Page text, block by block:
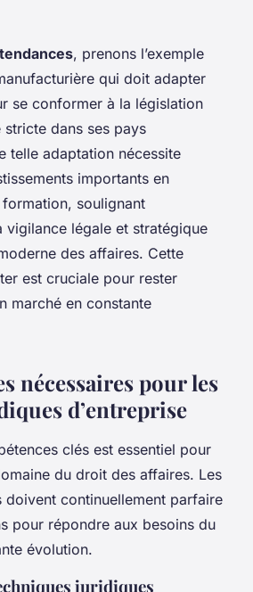
tendances, prenons l’exemple
qui doit adapter
se conformer à la législation
stricte dans ses pays
telle adaptation nécessite
importants en
soulignant
vigilance légale et stratégique
des affaires. Cette
est cruciale pour rester
marché en constante
nécessaires pour les
d’entreprise
clés est essentiel pour
du droit des affaires. Les
doivent continuellement parfaire
pour répondre aux besoins du
évolution.
juridiques